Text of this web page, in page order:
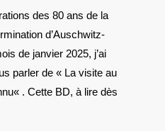
AU
STRUTHOF,
UN
CAMP
MÉCONNU
d’Auschwitz-
de janvier 2025, j’ai
parler de « La visite au
. Cette BD, à lire dès